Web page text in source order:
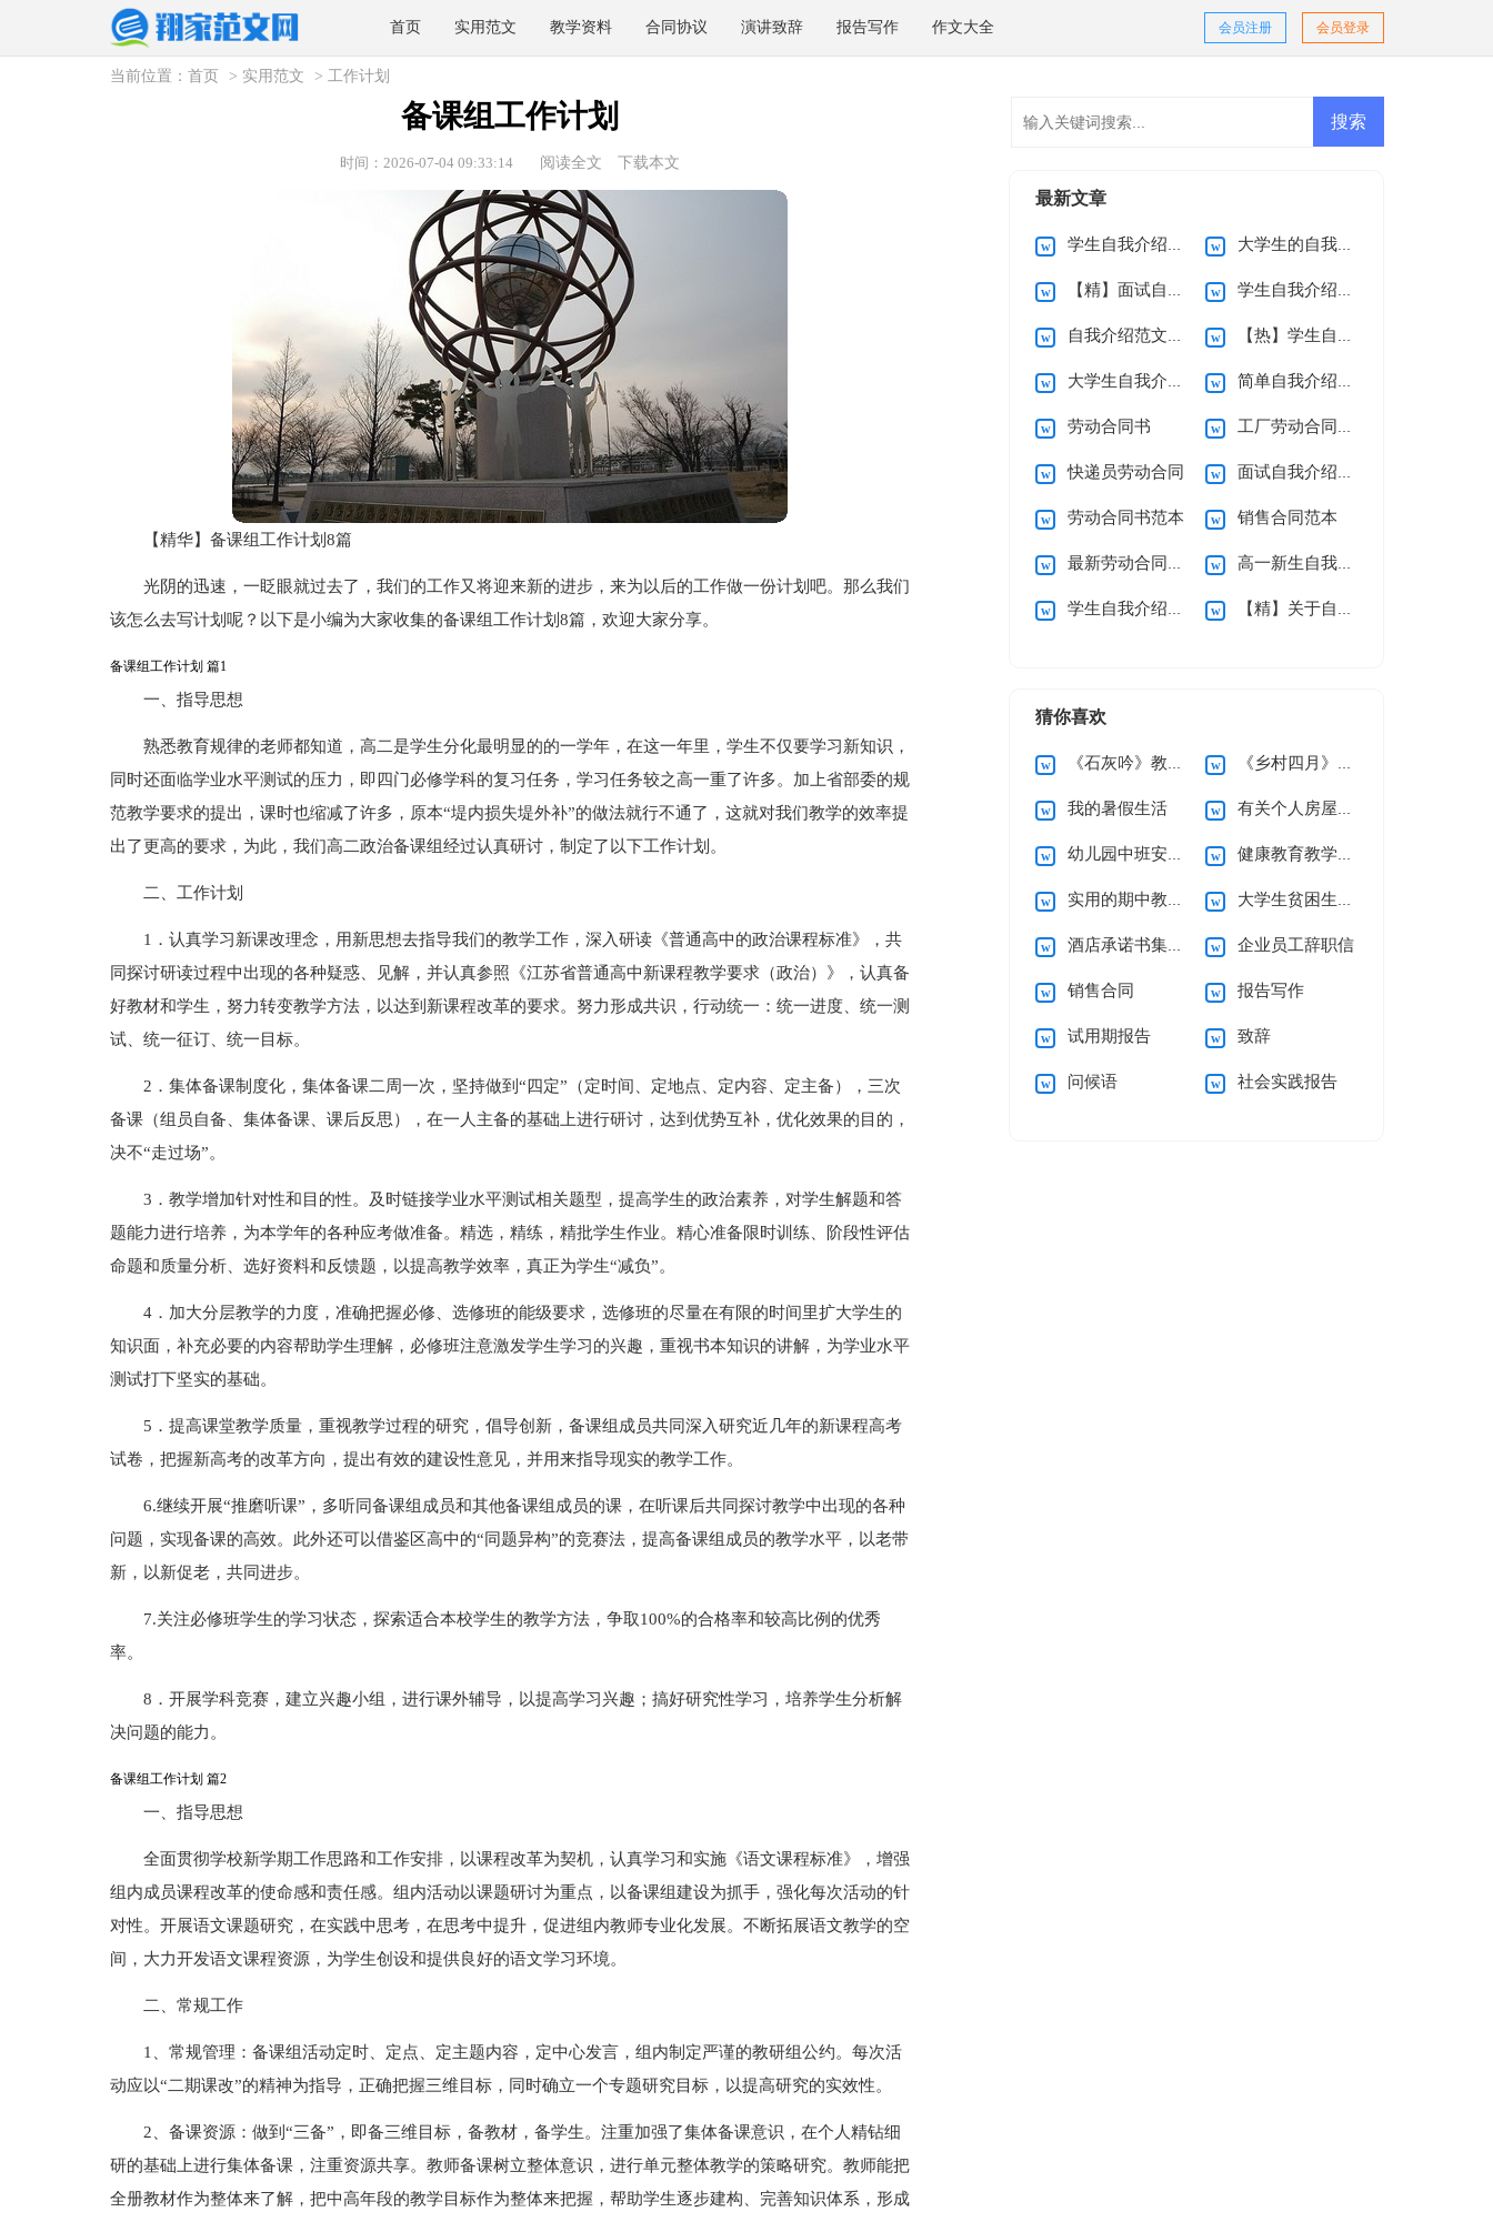
首页 实用范文 教学资料 合同协议 演讲致辞 报告写作 作文大全 会员登录
会员注册
当前位置： 首页 > 实用范文 > 工作计划
备课组工作计划
时间：2026-07-04 09:33:14 阅读全文 下载本文
【精华】备课组工作计划8篇
光阴的迅速，一眨眼就过去了，我们的工作又将迎来新的进步，来为以后的工作做一份计划吧。那么我们
该怎么去写计划呢？以下是小编为大家收集的备课组工作计划8篇，欢迎大家分享。
备课组工作计划 篇1
一、指导思想
熟悉教育规律的老师都知道，高二是学生分化最明显的的一学年，在这一年里，学生不仅要学习新知识，
同时还面临学业水平测试的压力，即四门必修学科的复习任务，学习任务较之高一重了许多。加上省部委的规
范教学要求的提出，课时也缩减了许多，原本“堤内损失堤外补”的做法就行不通了，这就对我们教学的效率提
出了更高的要求，为此，我们高二政治备课组经过认真研讨，制定了以下工作计划。
二、工作计划
1．认真学习新课改理念，用新思想去指导我们的教学工作，深入研读《普通高中的政治课程标准》，共
同探讨研读过程中出现的各种疑惑、见解，并认真参照《江苏省普通高中新课程教学要求（政治）》，认真备
好教材和学生，努力转变教学方法，以达到新课程改革的要求。努力形成共识，行动统一：统一进度、统一测
试、统一征订、统一目标。
2．集体备课制度化，集体备课二周一次，坚持做到“四定”（定时间、定地点、定内容、定主备），三次
备课（组员自备、集体备课、课后反思），在一人主备的基础上进行研讨，达到优势互补，优化效果的目的，
决不“走过场”。
3．教学增加针对性和目的性。及时链接学业水平测试相关题型，提高学生的政治素养，对学生解题和答
题能力进行培养，为本学年的各种应考做准备。精选，精练，精批学生作业。精心准备限时训练、阶段性评估
命题和质量分析、选好资料和反馈题，以提高教学效率，真正为学生“减负”。
4．加大分层教学的力度，准确把握必修、选修班的能级要求，选修班的尽量在有限的时间里扩大学生的
知识面，补充必要的内容帮助学生理解，必修班注意激发学生学习的兴趣，重视书本知识的讲解，为学业水平
测试打下坚实的基础。
5．提高课堂教学质量，重视教学过程的研究，倡导创新，备课组成员共同深入研究近几年的新课程高考
试卷，把握新高考的改革方向，提出有效的建设性意见，并用来指导现实的教学工作。
6.继续开展“推磨听课”，多听同备课组成员和其他备课组成员的课，在听课后共同探讨教学中出现的各种
问题，实现备课的高效。此外还可以借鉴区高中的“同题异构”的竞赛法，提高备课组成员的教学水平，以老带
新，以新促老，共同进步。
7.关注必修班学生的学习状态，探索适合本校学生的教学方法，争取100%的合格率和较高比例的优秀
率。
8．开展学科竞赛，建立兴趣小组，进行课外辅导，以提高学习兴趣；搞好研究性学习，培养学生分析解
决问题的能力。
备课组工作计划 篇2
一、指导思想
全面贯彻学校新学期工作思路和工作安排，以课程改革为契机，认真学习和实施《语文课程标准》，增强
组内成员课程改革的使命感和责任感。组内活动以课题研讨为重点，以备课组建设为抓手，强化每次活动的针
对性。开展语文课题研究，在实践中思考，在思考中提升，促进组内教师专业化发展。不断拓展语文教学的空
间，大力开发语文课程资源，为学生创设和提供良好的语文学习环境。
二、常规工作
1、常规管理：备课组活动定时、定点、定主题内容，定中心发言，组内制定严谨的教研组公约。每次活
动应以“二期课改”的精神为指导，正确把握三维目标，同时确立一个专题研究目标，以提高研究的实效性。
2、备课资源：做到“三备”，即备三维目标，备教材，备学生。注重加强了集体备课意识，在个人精钻细
研的基础上进行集体备课，注重资源共享。教师备课树立整体意识，进行单元整体教学的策略研究。教师能把
全册教材作为整体来了解，把中高年段的教学目标作为整体来把握，帮助学生逐步建构、完善知识体系，形成
最新文章
学生自我介绍【荐】 大学生的自我介绍
【精】面试自我介绍 学生自我介绍【热】
自我介绍范文合集15篇 【热】学生自我介绍
大学生自我介绍15篇 简单自我介绍15篇
劳动合同书 工厂劳动合同15篇
快递员劳动合同 面试自我介绍(精选15篇)
劳动合同书范本 销售合同范本
最新劳动合同范本 高一新生自我介绍
学生自我介绍范文 【精】关于自我介绍
猜你喜欢
《石灰吟》教案5篇 《乡村四月》说课稿
我的暑假生活 有关个人房屋租赁合同范文10篇
幼儿园中班安全工作计划 健康教育教学计划
实用的期中教学总结3篇 大学生贫困生助学金申请书
酒店承诺书集锦六篇 企业员工辞职信
销售合同 报告写作
试用期报告 致辞
问候语 社会实践报告